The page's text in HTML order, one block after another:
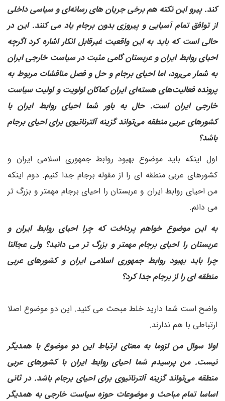
کند. پیرو این نکته هم برخی جریان های رسانه‌ای و سیاسی داخلی
از توافق تمام آسیایی و پیروزی بدون برجام یاد می کنند. این در
حالی است که باید به این واقعیت غیرقابل انکار اشاره کرد اگرچه
احیای روابط ایران و عربستان گامی مثبت در سیاست خارجی ایران
به شمار می‌رود، اما احیای برجام و حل و فصل مناقشات مربوط به
پرونده فعالیت‌های هسته‌ای ایران کماکان اولویت و اولیت سیاست
خارجی ایران است. حال به باور شما احیای روابط ایران با
کشورهای عربی منطقه می‌تواند گزینه آلترناتیوی برای احیای برجام
باشد؟
اول اینکه باید موضوع بهبود روابط جمهوری اسلامی ایران و
کشورهای عربی منطقه ای را از مقوله برجام جدا کنیم. دوم اینکه
من احیای روابط ایران و عربستان را احیای برجام مهمتر و بزرگ تر
می دانم.
به این موضوع خواهم پرداخت که چرا احیای روابط ایران و
عربستان را احیای برجام مهمتر و بزرگ تر می دانید؟ ولی عجالتا
چرا باید بهبود روابط جمهوری اسلامی ایران و کشورهای عربی
منطقه ای را از برجام جدا کرد؟
واضح است شما دارید خلط مبحث می کنید. این دو موضوع اصلا
ارتباطی با هم ندارند.
اولا سوال من لزوما به معنای ارتباط این دو موضوع با همدیگر
نیست. من پرسیدم شما احیای روابط ایران با کشورهای عربی
منطقه می‌تواند گزینه آلترناتیوی برای احیای برجام باشد. در ثانی
اساسا تمام مباحث و موضوعات حوزه سیاست خارجی به همدیگر